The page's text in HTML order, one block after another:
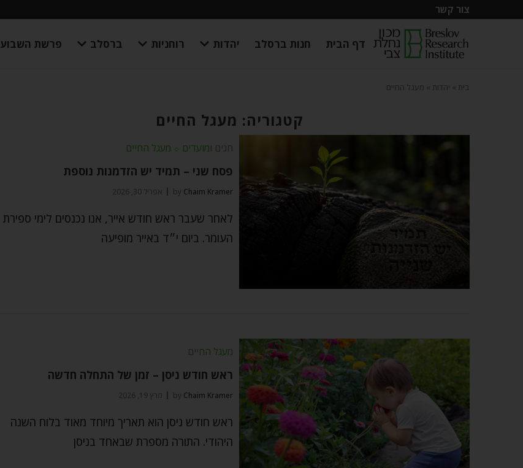
צור קשר
דף הבית חנות ברסלב יהדות רוחניות ברסלב פרשת השבוע
בית יהדות מעגל החיים
קטגוריה: מעגל החיים
חגים ומועדים ⬦ מעגל החיים
פסח שני – תמיד יש הזדמנות נוספת
by Chaim Kramer אפריל 30, 2026
לאחר שעבר ראש חודש אייר, אנו נכנסים לימי ספירת
העומר. ביום י״ד באייר מופיעה
מעגל החיים
ראש חודש ניסן – זמן של התחלה חדשה
by Chaim Kramer מרץ 19, 2026
ראש חודש ניסן הוא תאריך מיוחד מאוד בלוח השנה
היהודי. התורה מספרת שבאחד בניסן